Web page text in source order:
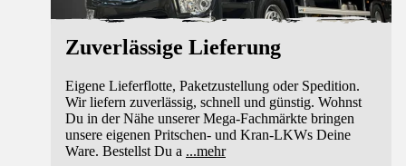
Zuverlässige Lieferung
Eigene Lieferflotte, Paketzustellung oder Spedition.
Wir liefern zuverlässig, schnell und günstig. Wohnst
Du in der Nähe unserer Mega-Fachmärkte bringen
unsere eigenen Pritschen- und Kran-LKWs Deine
Ware. Bestellst Du a ...mehr